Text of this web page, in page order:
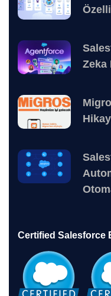
Zeka
Certified Salesforce